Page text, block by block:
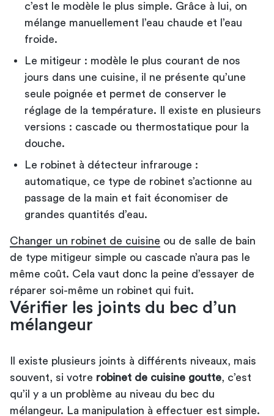
c’est le modèle le plus simple. Grâce à lui, on
mélange manuellement l’eau chaude et l’eau
froide.
Le mitigeur : modèle le plus courant de nos
jours dans une cuisine, il ne présente qu’une
seule poignée et permet de conserver le
réglage de la température. Il existe en plusieurs
versions : cascade ou thermostatique pour la
douche.
Le robinet à détecteur infrarouge :
automatique, ce type de robinet s’actionne au
passage de la main et fait économiser de
grandes quantités d’eau.
Changer un robinet de cuisine ou de salle de bain
de type mitigeur simple ou cascade n’aura pas le
même coût. Cela vaut donc la peine d’essayer de
réparer soi-même un robinet qui fuit.
Vérifier les joints du bec d’un
mélangeur
Il existe plusieurs joints à différents niveaux, mais
souvent, si votre robinet de cuisine goutte , c’est
qu’il y a un problème au niveau du bec du
mélangeur. La manipulation à effectuer est simple.